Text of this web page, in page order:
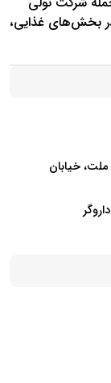
در بخش‌های غذایی،
خيابان